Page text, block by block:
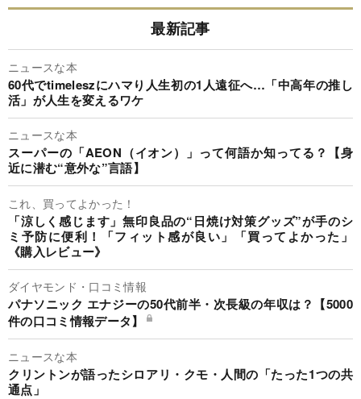
最新記事
ニュースな本
60代でtimeleszにハマり人生初の1人遠征へ…「中高年の推し
活」が人生を変えるワケ
ニュースな本
スーパーの「AEON（イオン）」って何語か知ってる？【身
近に潜む“意外な”言語】
これ、買ってよかった！
「涼しく感じます」無印良品の“日焼け対策グッズ”が手のシ
ミ予防に便利！「フィット感が良い」「買ってよかった」
《購入レビュー》
ダイヤモンド・口コミ情報
パナソニック エナジーの50代前半・次長級の年収は？【5000
件の口コミ情報データ】
ニュースな本
クリントンが語ったシロアリ・クモ・人間の「たった1つの共
通点」